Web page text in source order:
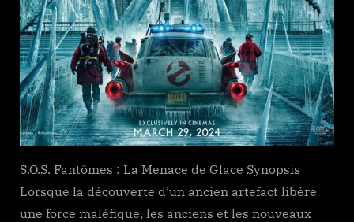
S.O.S. Fantômes : La Menace de Glace Synopsis
Lorsque la découverte d’un ancien artefact libère
une force maléfique, les anciens et les nouveaux